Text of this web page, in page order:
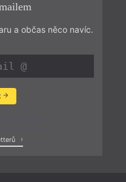
a občas něco navíc.